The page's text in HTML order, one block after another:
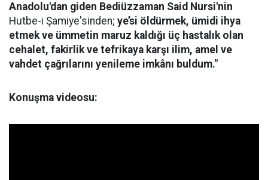
Anadolu'dan giden Bediüzzaman Said Nursi'nin
Hutbe-i Şamiye'sinden; ye’si öldürmek, ümidi ihya
etmek ve ümmetin maruz kaldığı üç hastalık olan
cehalet, fakirlik ve tefrikaya karşı ilim, amel ve
vahdet çağrılarını yenileme imkânı buldum."
Konuşma videosu: